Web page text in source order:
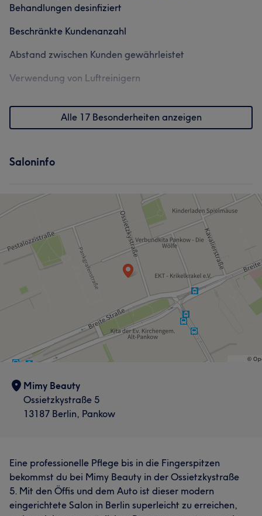
Behandlungen desinfiziert
Beschränkte Kundenanzahl
Abstand zwischen Kunden gewährleistet
Verwendung von Luftreinigern
Alle 17 Besonderheiten anzeigen
Saloninfo
Mimy Beauty
Ossietzkystraße 5
13187 Berlin, Pankow
Eine professionelle Pflege bis in die Fingerspitzen
bekommst du bei Mimy Beauty in der Ossietzkystraße
5. Mit den Öffis und dem Auto ist dieser modern
eingerichtete Salon in Berlin superleicht zu erreichen,